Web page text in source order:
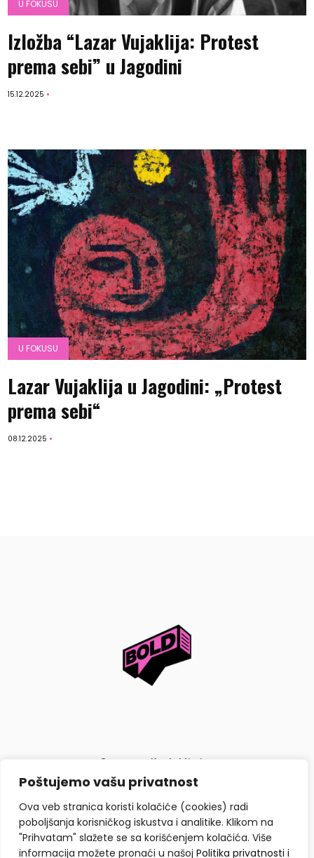
Poštujemo vašu privatnost
Ova veb stranica koristi kolačiće (cookies) radi
poboljšanja korisničkog iskustva i analitike. Klikom na
"Prihvatam" slažete se sa korišćenjem kolačića. Više
informacija možete pronaći u našoj Politika privatnosti i
U FOKUSU
Izložba “Lazar Vujaklija: Protest
prema sebi” u Jagodini
15.12.2025
U FOKUSU
Lazar Vujaklija u Jagodini: „Protest
prema sebi“
08.12.2025
O nama Kontaktiraj nas
Politika privatnosti i kolačića